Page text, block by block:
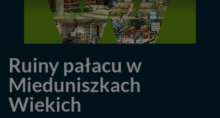
Ruiny pałacu w
Mieduniszkach
Wiekich